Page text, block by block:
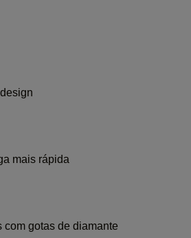
mais rápida
com gotas de diamante